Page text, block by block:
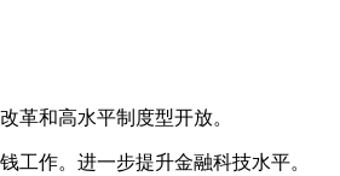
革和高水平制度型开放。
工作。进一步提升金融科技水平。